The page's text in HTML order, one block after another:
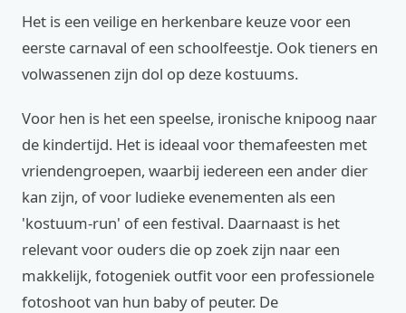
Het is een veilige en herkenbare keuze voor een
eerste carnaval of een schoolfeestje. Ook tieners en
volwassenen zijn dol op deze kostuums.
Voor hen is het een speelse, ironische knipoog naar
de kindertijd. Het is ideaal voor themafeesten met
vriendengroepen, waarbij iedereen een ander dier
kan zijn, of voor ludieke evenementen als een
'kostuum-run' of een festival. Daarnaast is het
relevant voor ouders die op zoek zijn naar een
makkelijk, fotogeniek outfit voor een professionele
fotoshoot van hun baby of peuter. De